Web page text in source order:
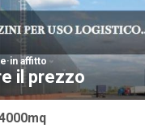
·in affitto
il prezzo